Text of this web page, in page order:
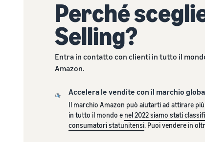
Perché
Selling?
Entra in contatto con clienti in tutto il
Amazon.
Accelera le vendite con il marchio
Il marchio Amazon può aiutarti ad attirare
in tutto il mondo e nel 2022 siamo stati
consumatori statunitensi. Puoi vendere in